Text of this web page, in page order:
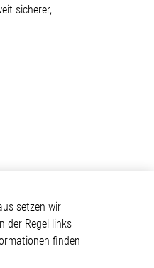
sicherer,
setzen wir
der Regel links
finden